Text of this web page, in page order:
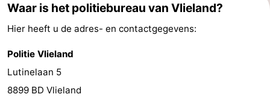
Waar is het politiebureau van Vlieland?
Hier heeft u de adres- en contactgegevens:
Politie Vlieland
Lutinelaan 5
8899 BD Vlieland